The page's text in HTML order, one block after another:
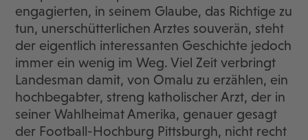
engagierten, in seinem Glaube, das Richtige zu
tun, unerschütterlichen Arztes souverän, steht
der eigentlich interessanten Geschichte jedoch
immer ein wenig im Weg. Viel Zeit verbringt
Landesman damit, von Omalu zu erzählen, ein
hochbegabter, streng katholischer Arzt, der in
seiner Wahlheimat Amerika, genauer gesagt
der Football-Hochburg Pittsburgh, nicht recht